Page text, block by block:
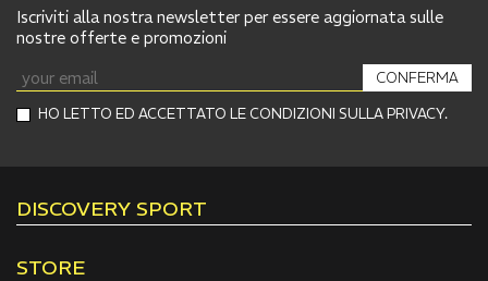
Iscriviti alla nostra newsletter per essere aggiornata sulle
nostre offerte e promozioni
HO LETTO ED ACCETTATO LE CONDIZIONI SULLA PRIVACY.
CONFERMA
DISCOVERY SPORT
STORE